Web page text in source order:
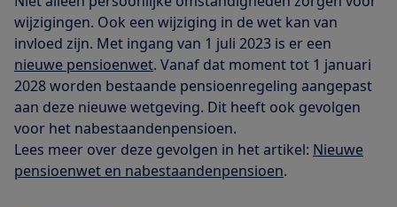
wijzigingen. Ook een wijziging in de wet kan van
invloed zijn. Met ingang van 1 juli 2023 is er een
nieuwe pensioenwet. Vanaf dat moment tot 1 januari
2028 worden bestaande pensioenregeling aangepast
aan deze nieuwe wetgeving. Dit heeft ook gevolgen
voor het nabestaandenpensioen.
Lees meer over deze gevolgen in het artikel: Nieuwe
pensioenwet en nabestaandenpensioen.